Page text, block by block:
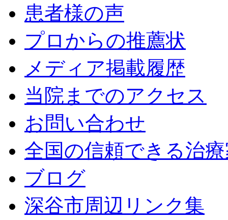
患者様の声
プロからの推薦状
メディア掲載履歴
当院までのアクセス
お問い合わせ
全国の信頼できる治
ブログ
深谷市周辺リンク集